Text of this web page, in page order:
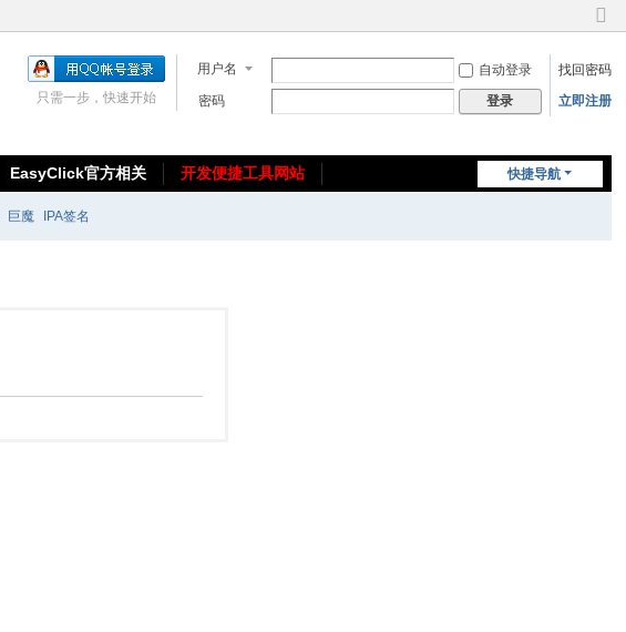
切
到
窄
用户名 自动登录
找回密码
密码
登录 立即注册
只需一步，快速开始
快捷导航
EasyClick官方相关
开发便捷工具网站
巨魔 IPA签名